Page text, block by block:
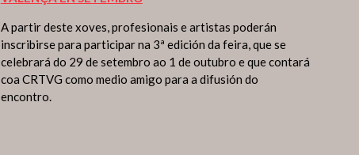
A partir deste xoves, profesionais e artistas poderán
inscribirse para participar na 3ª edición da feira, que se
celebrará do 29 de setembro ao 1 de outubro e que contará
coa CRTVG como medio amigo para a difusión do
encontro.